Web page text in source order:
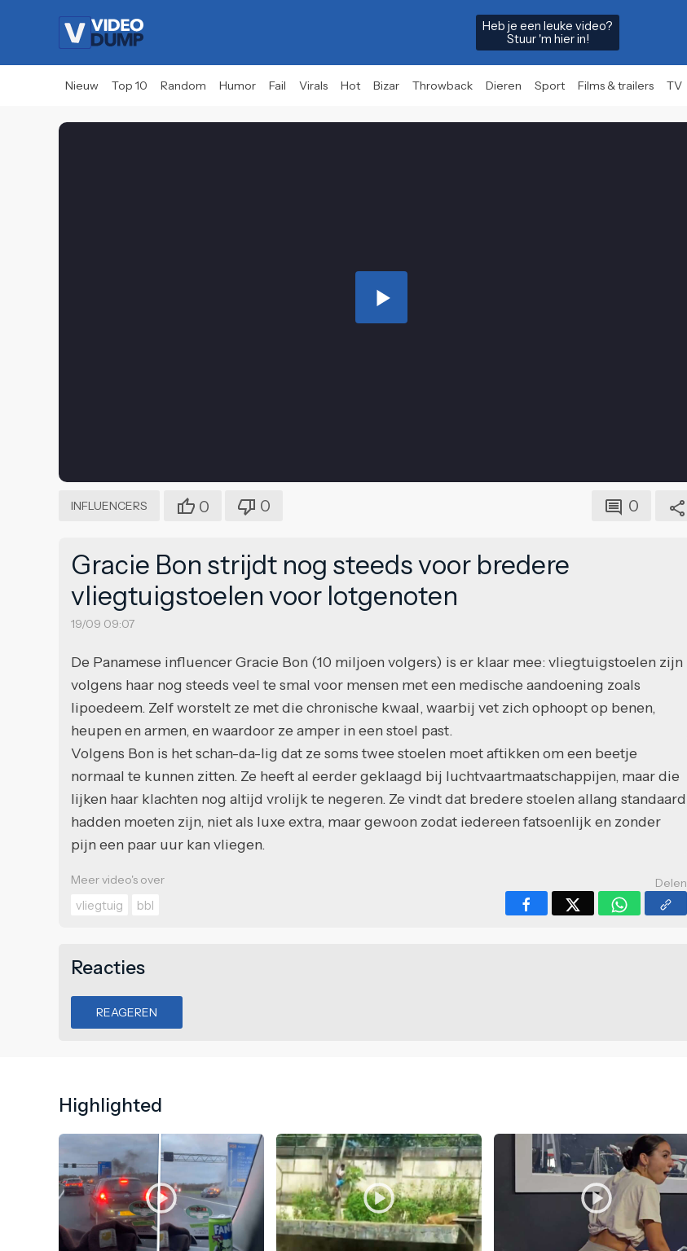
Heb je een leuke video?
Stuur 'm hier in!
Nieuw Top 10 Random Humor Fail Virals Hot Bizar Throwback Dieren Sport Films & trailers TV
Play
INFLUENCERS 0 0 0
Gracie Bon strijdt nog steeds voor bredere
vliegtuigstoelen voor lotgenoten
19/09 09:07
De Panamese influencer Gracie Bon (10 miljoen volgers) is er klaar mee: vliegtuigstoelen zijn
volgens haar nog steeds veel te smal voor mensen met een medische aandoening zoals
lipoedeem. Zelf worstelt ze met die chronische kwaal, waarbij vet zich ophoopt op benen,
heupen en armen, en waardoor ze amper in een stoel past.
Volgens Bon is het schan-da-lig dat ze soms twee stoelen moet aftikken om een beetje
normaal te kunnen zitten. Ze heeft al eerder geklaagd bij luchtvaartmaatschappijen, maar die
lijken haar klachten nog altijd vrolijk te negeren. Ze vindt dat bredere stoelen allang standaard
hadden moeten zijn, niet als luxe extra, maar gewoon zodat iedereen fatsoenlijk en zonder
pijn een paar uur kan vliegen.
Meer video's over
vliegtuig
bbl
Delen
Reacties
REAGEREN
Highlighted